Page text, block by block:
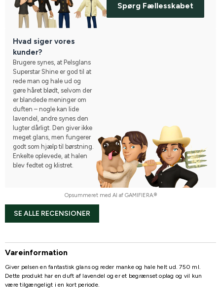
Spørg Fællesskabet
Hvad siger vores
kunder?
Brugere synes, at Pelsglans
Superstar Shine er god til at
rede man og hale ud og
gøre håret blødt, selvom der
er blandede meninger om
duften – nogle kan lide
lavendel, andre synes den
lugter dårligt. Den giver ikke
meget glans, men fungerer
godt som hjælp til børstning.
Enkelte oplevede, at halen
blev fedtet og klistret.
Opsummeret med AI af GAMIFIERA.®
SE ALLE RECENSIONER
Vareinformation
Giver pelsen en fantastisk glans og reder manke og hale helt ud. 750 ml.
Dette produkt har en duft af lavendel og er et begrænset oplag og vil kun
være tilgængeligt i en kort periode.